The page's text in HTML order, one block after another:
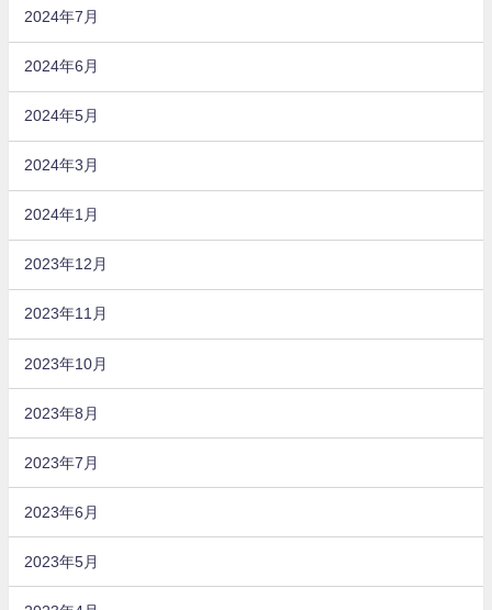
2024年7月
2024年6月
2024年5月
2024年3月
2024年1月
2023年12月
2023年11月
2023年10月
2023年8月
2023年7月
2023年6月
2023年5月